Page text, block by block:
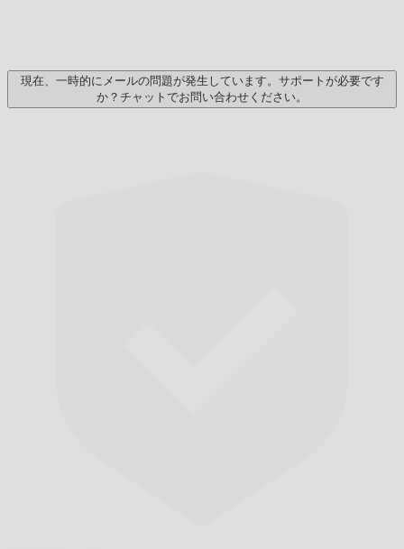
現在、一時的にメールの問題が発生しています。サポートが必要です
か？チャットでお問い合わせください。